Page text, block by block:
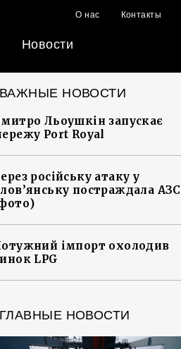
О нас Контакты
Новости
ВАЖНЫЕ НОВОСТИ
Льоушкін запускає
Port Royal
російську атаку у
постраждала АЗС
імпорт охолодив
LPG
ГЛАВНЫЕ НОВОСТИ